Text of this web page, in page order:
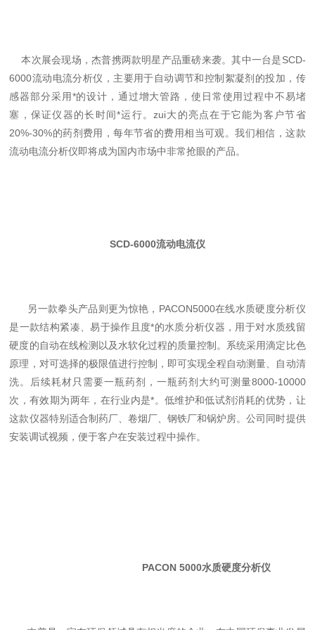
本次展会现场，杰普携两款明星产品重磅来袭。其中一台是SCD-
6000流动电流分析仪，主要用于自动调节和控制絮凝剂的投加，传
感器部分采用*的设计，通过增大管路，使日常使用过程中不易堵
塞，保证仪器的长时间*运行。zui大的亮点在于它能为客户节省
20%-30%的药剂费用，每年节省的费用相当可观。我们相信，这款
流动电流分析仪即将成为国内市场中非常抢眼的产品。
SCD-6000流动电流仪
另一款拳头产品则更为惊艳，PACON5000在线水质硬度分析仪
是一款结构紧凑、易于操作且度*的水质分析仪器，用于对水质残留
硬度的自动在线检测以及水软化过程的质量控制。系统采用滴定比色
原理，对可选择的极限值进行控制，即可实现全程自动测量、自动清
洗。后续耗材只需要一瓶药剂，一瓶药剂大约可测量8000-10000
次，有效期为两年，在行业内是*。低维护和低试剂消耗的优势，让
这款仪器特别适合制药厂、卷烟厂、钢铁厂和锅炉房。公司同时提供
安装调试视频，便于客户在安装过程中操作。
PACON 5000水质硬度分析仪